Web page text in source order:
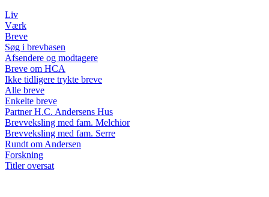
Liv
Værk
Breve
Søg i brevbasen
Afsendere og modtagere
Breve om HCA
Ikke tidligere trykte breve
Alle breve
Enkelte breve
Partner H.C. Andersens Hus
Brevveksling med fam. Melchior
Brevveksling med fam. Serre
Rundt om Andersen
Forskning
Titler oversat